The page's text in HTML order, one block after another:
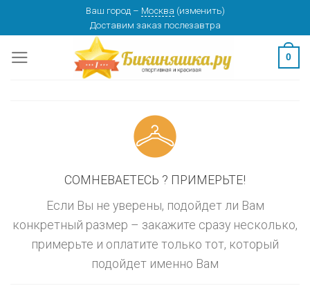
content
Ваш город – Москва (изменить)
Доставим заказ послезавтра
0
СОМНЕВАЕТЕСЬ ? ПРИМЕРЬТЕ!
Если Вы не уверены, подойдет ли Вам
конкретный размер – закажите сразу несколько,
примерьте и оплатите только тот, который
подойдет именно Вам
изменить